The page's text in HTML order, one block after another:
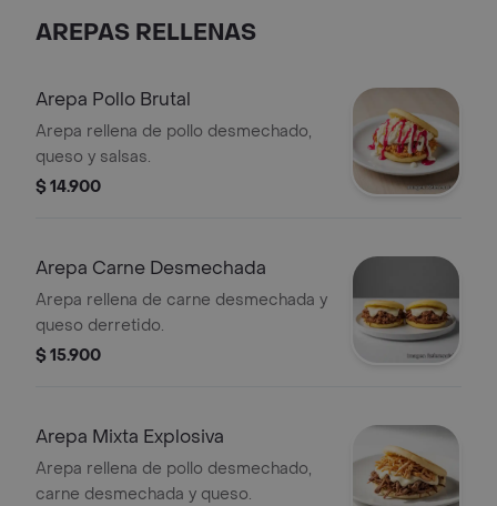
AREPAS RELLENAS
Arepa Pollo Brutal
Arepa rellena de pollo desmechado,
queso y salsas.
$ 14.900
Arepa Carne Desmechada
Arepa rellena de carne desmechada y
queso derretido.
$ 15.900
Arepa Mixta Explosiva
Arepa rellena de pollo desmechado,
carne desmechada y queso.